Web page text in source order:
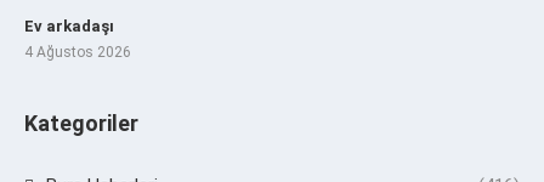
Ev arkadaşı
4 Ağustos 2026
Kategoriler